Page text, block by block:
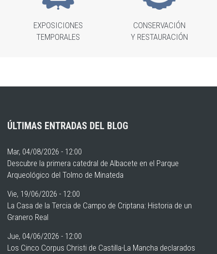
EXPOSICIONES
TEMPORALES
CONSERVACIÓN
Y RESTAURACIÓN
ÚLTIMAS ENTRADAS DEL BLOG
Mar, 04/08/2026 - 12:00
Descubre la primera catedral de Albacete en el Parque
Arqueológico del Tolmo de Minateda
Vie, 19/06/2026 - 12:00
La Casa de la Tercia de Campo de Criptana: Historia de un
Granero Real
Jue, 04/06/2026 - 12:00
Los Cinco Corpus Christi de Castilla-La Mancha declarados